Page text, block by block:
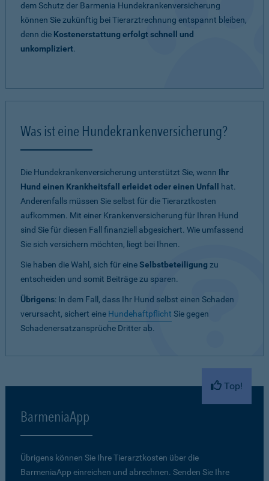
dem Schutz der Barmenia Hundekrankenversicherung
können Sie zukünftig bei Tierarztrechnung entspannt bleiben,
denn die Kostenerstattung erfolgt schnell und
unkompliziert.
Was ist eine Hundekrankenversicherung?
Die Hundekrankenversicherung unterstützt Sie, wenn Ihr
Hund einen Krankheitsfall erleidet oder einen Unfall
hat.
Anderenfalls müssen Sie selbst für die Tierarztkosten
aufkommen. Mit einer Krankenversicherung für Ihren Hund
sind Sie für diesen Fall finanziell abgesichert. Wie umfassend
Sie sich versichern möchten, liegt bei Ihnen.
Sie haben die Wahl, sich für eineSelbstbeteiligung zu
entscheiden und somit Beiträge zu sparen.
Übrigens: In dem Fall, dass Ihr Hund selbst einen Schaden
verursacht, sichert eine Hundehaftpflicht Sie gegen
Schadenersatzansprüche Dritter ab.
Top!
BarmeniaApp
Übrigens können Sie Ihre Tierarztkosten über die
BarmeniaApp einreichen und abrechnen. Senden Sie Ihre